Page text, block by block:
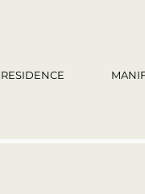
RESIDENCE